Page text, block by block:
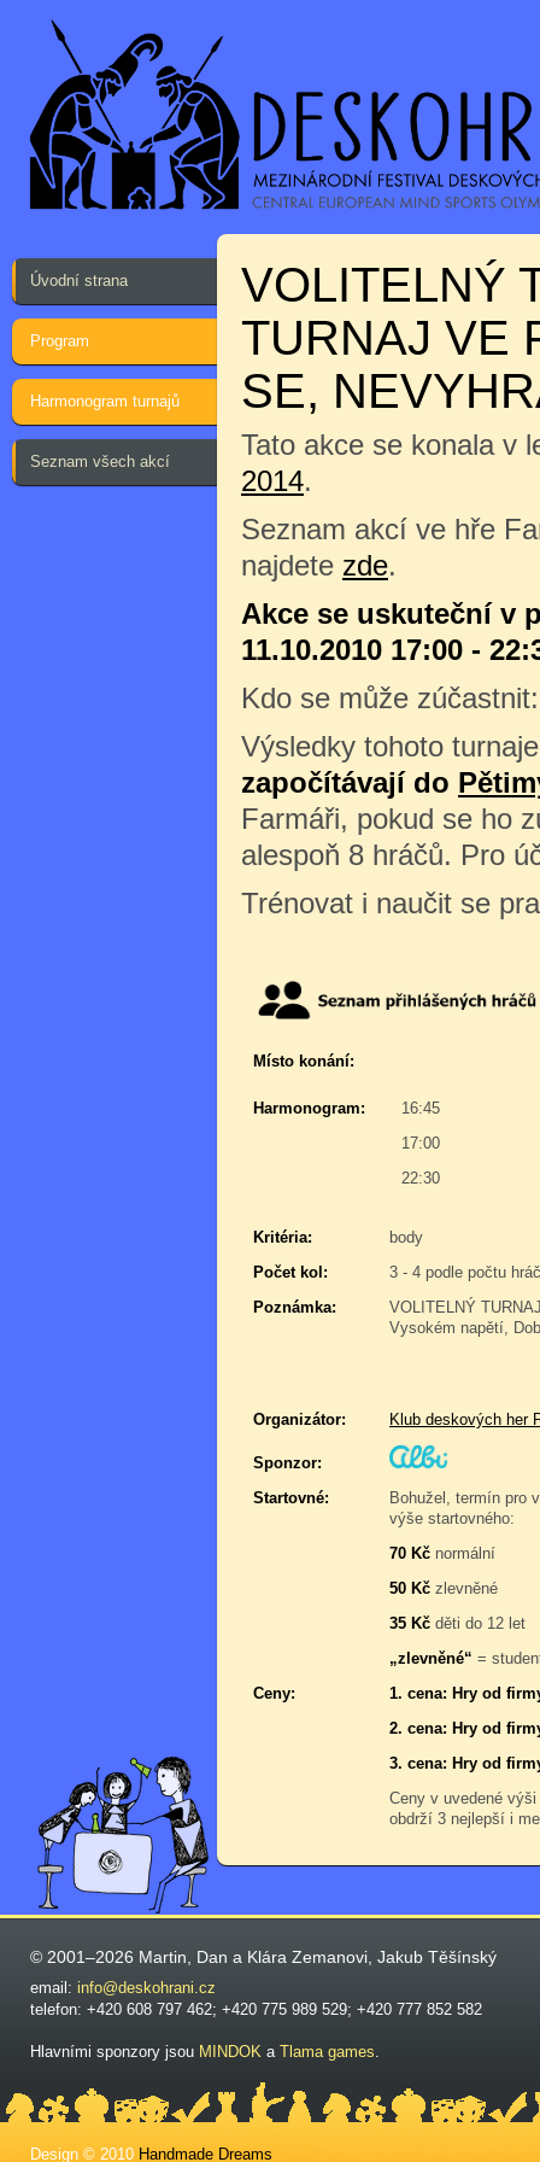
Úvodní strana
Program
Harmonogram turnajů
Seznam všech akcí
VOLITELNÝ
TURNAJ VE
SE,
Tato akce se konala v
2014.
Seznam akcí ve hře
najdete zde.
Akce se uskuteční v
11.10.2010 17:00 -
Kdo se může
Výsledky tohoto
započítávají do
Farmáři, pokud se ho
alespoň 8 hráčů. Pro
Trénovat i naučit se
Místo konání:
Harmonogram:
16:45
17:00
22:30
Kritéria:
body
Počet kol:
3 - 4 podle počtu
Poznámka:
VOLITELNÝ
Vysokém napětí,
Organizátor: Klub deskových her
Sponzor:
Startovné:
Bohužel, termín pro
výše startovného:
70 Kč normální
50 Kč zlevněné
35 Kč děti do 12 let
„zlevněné“ =
Ceny:
1. cena: Hry od
2. cena: Hry od
3. cena: Hry od
Ceny v uvedené
obdrží 3 nejlepší i
© 2001–2026 Martin, Dan a Klára Zemanovi, Jakub Těšínský
email: info@deskohrani.cz
telefon: +420 608 797 462; +420 775 989 529; +420 777 852 582
Hlavními sponzory jsou MINDOK a Tlama games.
Design © 2010 Handmade Dreams